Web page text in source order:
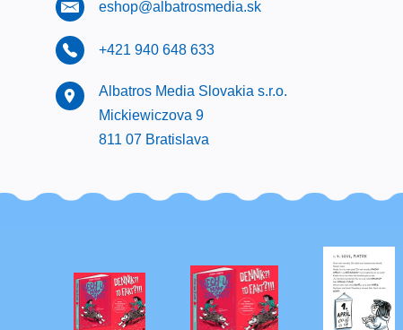
eshop@albatrosmedia.sk
+421 940 648 633
Albatros Media Slovakia s.r.o.
Mickiewiczova 9
811 07 Bratislava